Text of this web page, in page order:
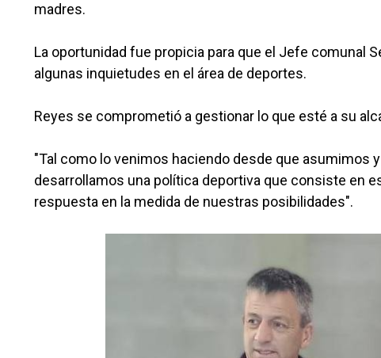
madres.
La oportunidad fue propicia para que el Jefe comunal
algunas inquietudes en el área de deportes.
Reyes se comprometió a gestionar lo que esté a su
"Tal como lo venimos haciendo desde que asumimos
desarrollamos una política deportiva que consiste en
respuesta en la medida de nuestras posibilidades".